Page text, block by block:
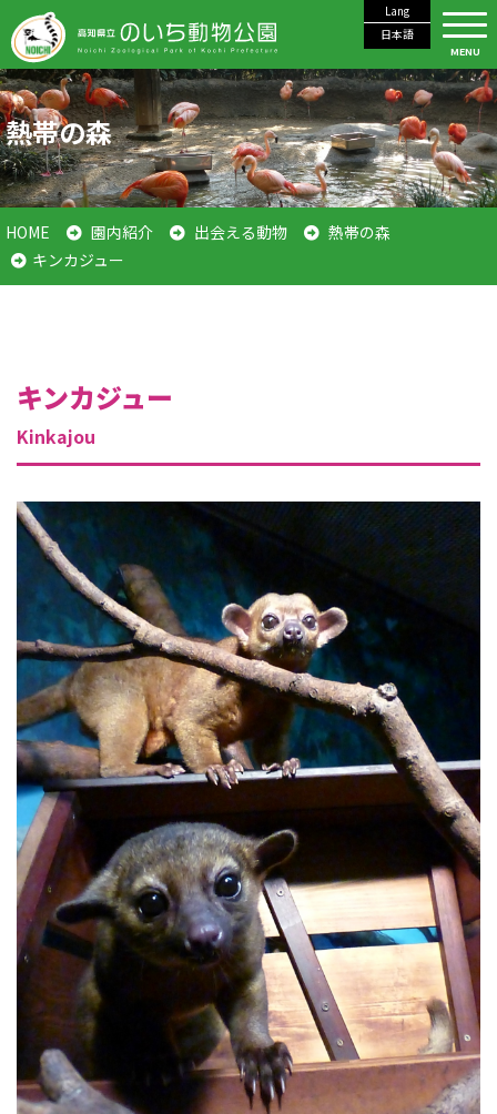
Lang
日本語
MENU
熱帯の森
HOME 園内紹介 出会える動物
熱帯の森
キンカジュー
キンカジュー
Kinkajou